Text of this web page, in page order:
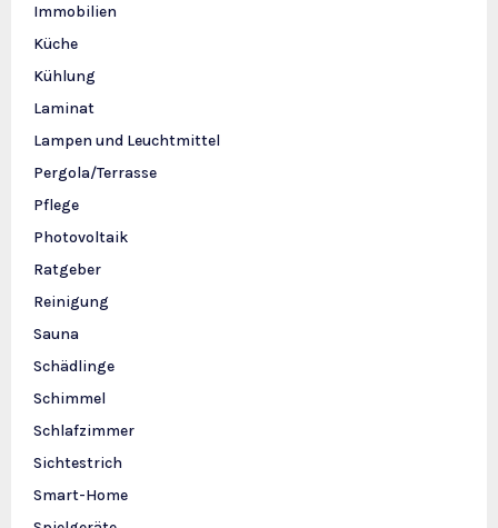
Immobilien
Küche
Kühlung
Laminat
Lampen und Leuchtmittel
Pergola/Terrasse
Pflege
Photovoltaik
Ratgeber
Reinigung
Sauna
Schädlinge
Schimmel
Schlafzimmer
Sichtestrich
Smart-Home